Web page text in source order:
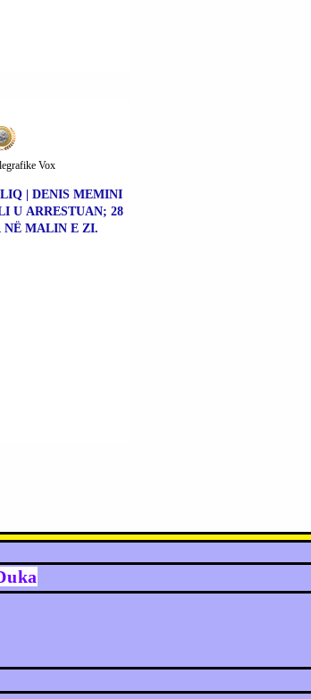
| DENIS MEMINI
U ARRESTUAN; 28
NË MALIN E ZI.
Vox